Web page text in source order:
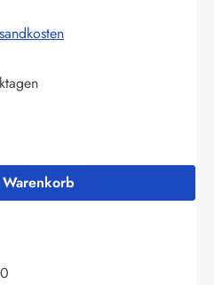
den gewünschten